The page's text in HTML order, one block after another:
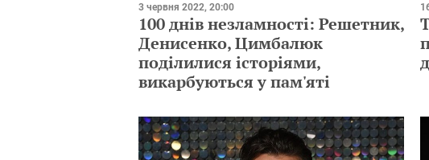
3 червня 2022, 20:00
100 днів незламності: Решетник,
Денисенко, Цимбалюк
поділилися історіями,
викарбуються у пам'яті